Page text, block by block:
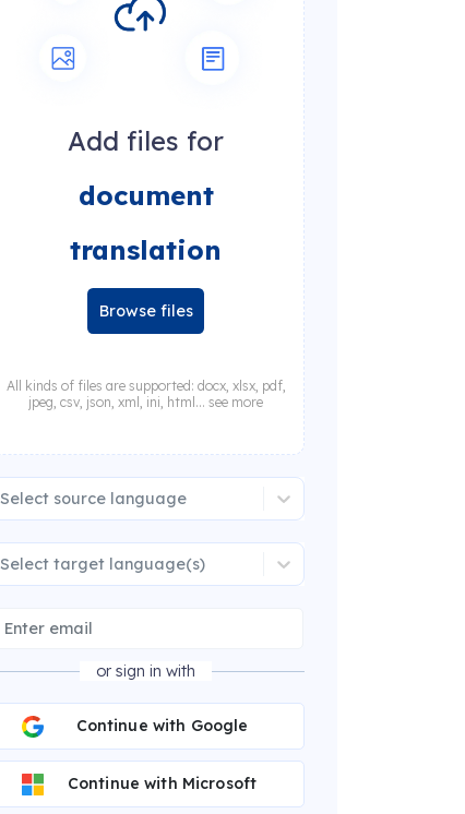
Add files for
document
translation
Browse files
All kinds of files are supported: docx, xlsx, pdf,
jpeg, csv, json, xml, ini, html... see more
Select source language
Select target language(s)
or sign in with
Continue with Google
Continue with Microsoft